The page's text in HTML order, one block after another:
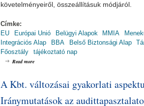
követelményeiről, összeállításuk módjáról.
Címke:
EU
Európai Unió Belügyi Alapok MMIA
Integrációs Alap
BBA Belső Biztonsági Alap
Főosztály
tájékoztató nap
Read more
A Kbt. változásai gyakorlati
Iránymutatások az